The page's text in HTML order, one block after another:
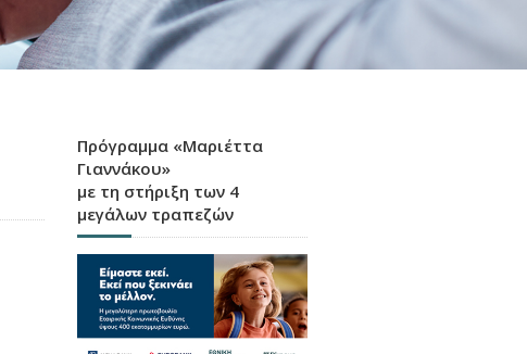
Πρόγραμμα «Μαριέττα
Γιαννάκου»
με τη στήριξη των 4
μεγάλων τραπεζών